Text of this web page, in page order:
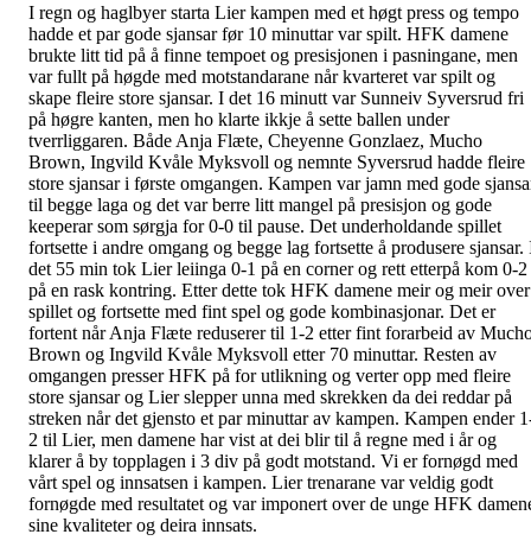
I regn og haglbyer starta Lier kampen med et høgt press og tempo
hadde et par gode sjansar før 10 minuttar var spilt. HFK damene
brukte litt tid på å finne tempoet og presisjonen i pasningane, men
var fullt på høgde med motstandarane når kvarteret var spilt og
skape fleire store sjansar. I det 16 minutt var Sunneiv Syversrud fri
på høgre kanten, men ho klarte ikkje å sette ballen under
tverrliggaren. Både Anja Flæte, Cheyenne Gonzlaez, Mucho
Brown, Ingvild Kvåle Myksvoll og nemnte Syversrud hadde fleire
store sjansar i første omgangen. Kampen var jamn med gode
til begge laga og det var berre litt mangel på presisjon og gode
keeperar som sørgja for 0-0 til pause. Det underholdande spillet
fortsette i andre omgang og begge lag fortsette å produsere sjansar.
det 55 min tok Lier leiinga 0-1 på en corner og rett etterpå kom 0-2
på en rask kontring. Etter dette tok HFK damene meir og meir over
spillet og fortsette med fint spel og gode kombinasjonar. Det er
fortent når Anja Flæte reduserer til 1-2 etter fint forarbeid av
Brown og Ingvild Kvåle Myksvoll etter 70 minuttar. Resten av
omgangen presser HFK på for utlikning og verter opp med fleire
store sjansar og Lier slepper unna med skrekken da dei reddar på
streken når det gjensto et par minuttar av kampen. Kampen ender
2 til Lier, men damene har vist at dei blir til å regne med i år og
klarer å by topplagen i 3 div på godt motstand. Vi er fornøgd med
vårt spel og innsatsen i kampen. Lier trenarane var veldig godt
fornøgde med resultatet og var imponert over de unge HFK
sine kvaliteter og deira innsats.